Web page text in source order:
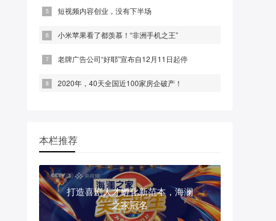
短视频内容创业，没有下半场
小米苹果看了都羡慕！“非洲手机之王”
老牌广告公司“好耶”宣布自12月11日起停
2020年，40天全国近100家房企破产！
本栏推荐
打造喜剧人才孵化新范本，海澜
之家冠名